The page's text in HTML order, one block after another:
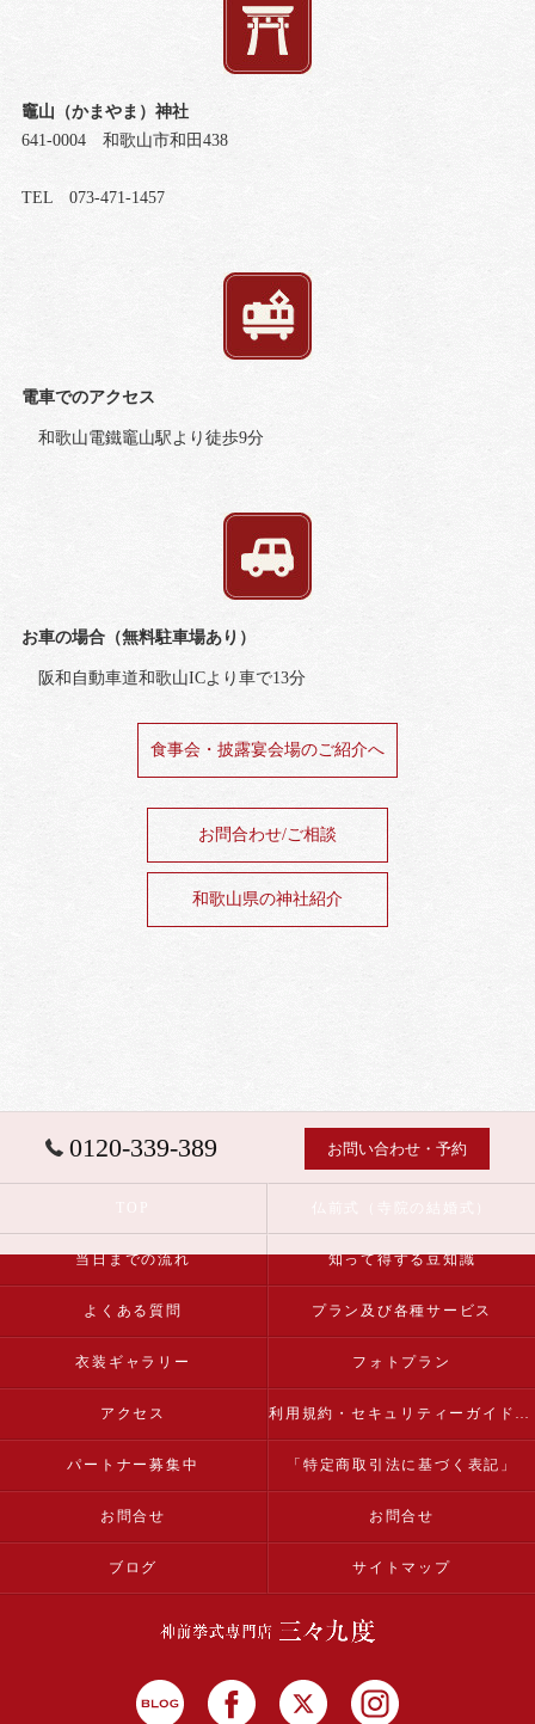
竈山（かまやま）神社
641-0004 和歌山市和田438
TEL 073-471-1457
電車でのアクセス
和歌山電鐵竈山駅より徒歩9分
お車の場合（無料駐車場あり）
阪和自動車道和歌山ICより車で13分
食事会・披露宴会場のご紹介へ
お問合わせ/ご相談
和歌山県の神社紹介
0120-339-389 お問い合わせ・予約
当日までの流れ 知って得する豆知識
よくある質問 プラン及び各種サービス
衣装ギャラリー フォトプラン
アクセス 利用規約・セキュリティーガイドライン
パートナー募集中 「特定商取引法に基づく表記」
お問合せ お問合せ
ブログ サイトマップ